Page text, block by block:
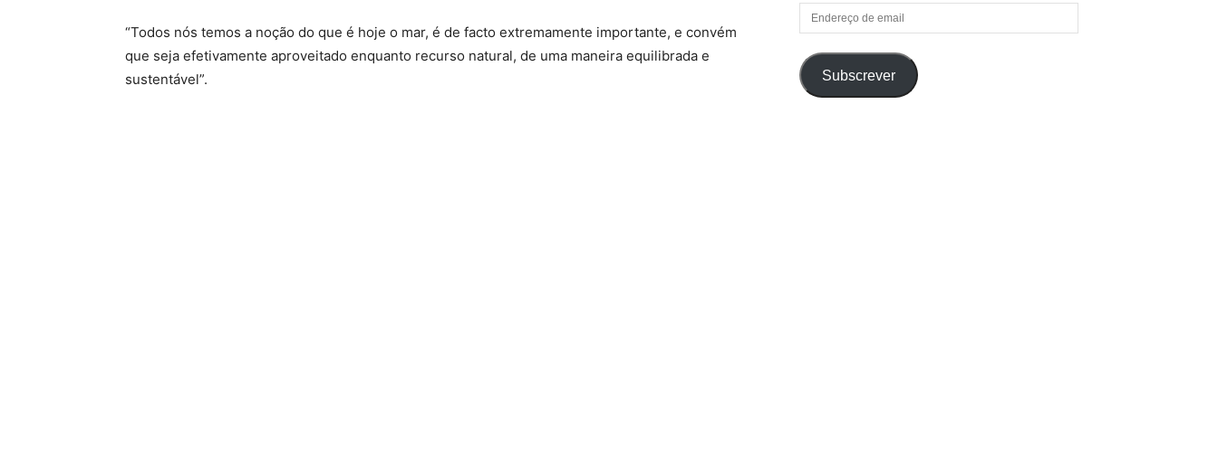
“Todos nós temos a noção do que é hoje o mar, é de facto extremamente importante, e convém
que seja efetivamente aproveitado enquanto recurso natural, de uma maneira equilibrada e
sustentável”.
Endereço
de
Subscrever